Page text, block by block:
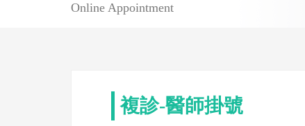
Online Appointment
複診-醫師掛號